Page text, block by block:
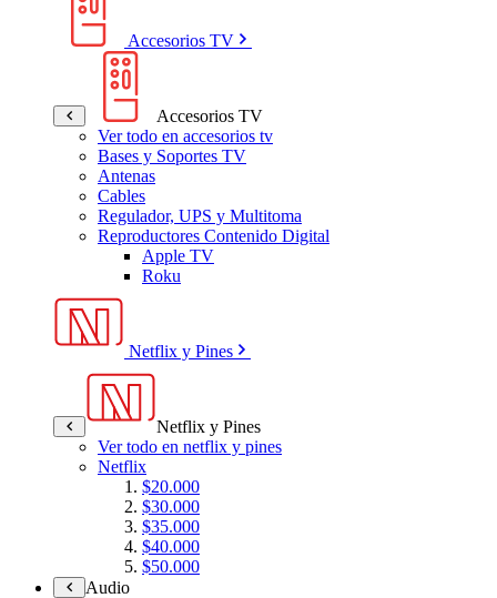
Accesorios TV
Accesorios TV
Ver todo en accesorios tv
Bases y Soportes TV
Antenas
Cables
Regulador, UPS y Multitoma
Reproductores Contenido Digital
Apple TV
Roku
Netflix y Pines
Netflix y Pines
Ver todo en netflix y pines
Netflix
$20.000
$30.000
$35.000
$40.000
$50.000
Audio